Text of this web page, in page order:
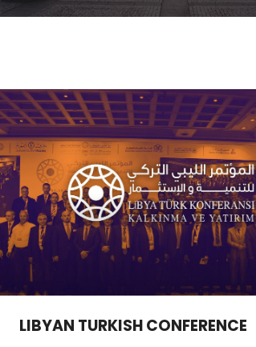
LIBYAN TURKISH CONFERENCE